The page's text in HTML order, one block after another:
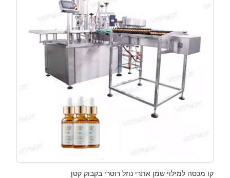
קו מכסה למילוי שמן אתרי נוזל רוטרי בקבוק קטן